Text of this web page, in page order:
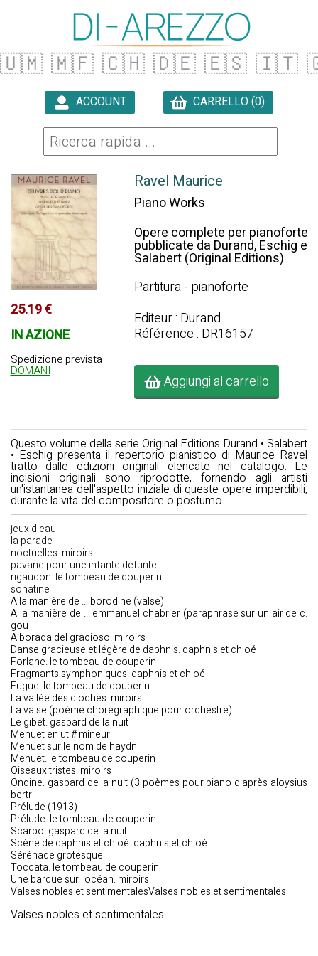
🇺🇲 🇲🇫 🇨🇭 🇩🇪 🇪🇸 🇮🇹
ACCOUNT CARRELLO (0)
25.19 €
IN AZIONE
Spedizione prevista
DOMANI
Ravel Maurice
Piano Works
Opere complete per pianoforte
pubblicate da Durand, Eschig e
Salabert (Original Editions)
Partitura - pianoforte
Editeur : Durand
Référence : DR16157
Aggiungi al carrello
Questo volume della serie Original Editions Durand • Salabert
• Eschig presenta il repertorio pianistico di Maurice Ravel
tratto dalle edizioni originali elencate nel catalogo. Le
incisioni originali sono riprodotte, fornendo agli artisti
un'istantanea dell'aspetto iniziale di queste opere imperdibili,
durante la vita del compositore o postumo.
jeux d'eau
la parade
noctuelles. miroirs
pavane pour une infante défunte
rigaudon. le tombeau de couperin
sonatine
A la manière de ... borodine (valse)
A la manière de ... emmanuel chabrier (paraphrase sur un air de c.
gou
Alborada del gracioso. miroirs
Danse gracieuse et légère de daphnis. daphnis et chloé
Forlane. le tombeau de couperin
Fragmants symphoniques. daphnis et chloé
Fugue. le tombeau de couperin
La vallée des cloches. miroirs
La valse (poème chorégraphique pour orchestre)
Le gibet. gaspard de la nuit
Menuet en ut # mineur
Menuet sur le nom de haydn
Menuet. le tombeau de couperin
Oiseaux tristes. miroirs
Ondine. gaspard de la nuit (3 poèmes pour piano d'après aloysius
bertr
Prélude (1913)
Prélude. le tombeau de couperin
Scarbo. gaspard de la nuit
Scène de daphnis et chloé. daphnis et chloé
Sérénade grotesque
Toccata. le tombeau de couperin
Une barque sur l'océan. miroirs
Valses nobles et sentimentalesValses nobles et sentimentales
Valses nobles et sentimentales